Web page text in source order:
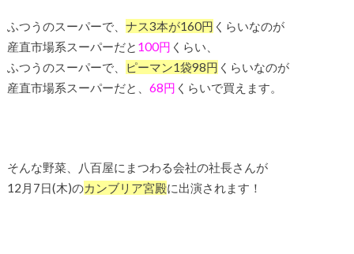
ふつうのスーパーで、 ナス3本が160円 くらいなのが
産直市場系スーパーだと 100円 くらい、
ふつうのスーパーで、
ピーマン1袋98円 くらいなのが
産直市場系スーパーだと、 68円 くらいで買えます。
そんな野菜、八百屋にまつわる会社の社長さんが
12月7日(木)のカンブリア宮殿に出演されます！